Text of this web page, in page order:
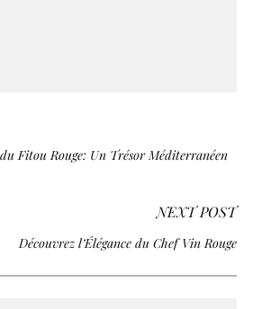
du Fitou Rouge: Un Trésor Méditerranéen
NEXT POST
Découvrez l’Élégance du Chef Vin Rouge